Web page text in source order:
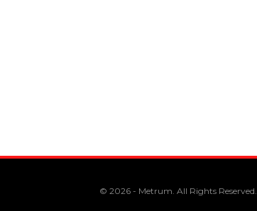
© 2026 - Metrum. All Rights Reserved.